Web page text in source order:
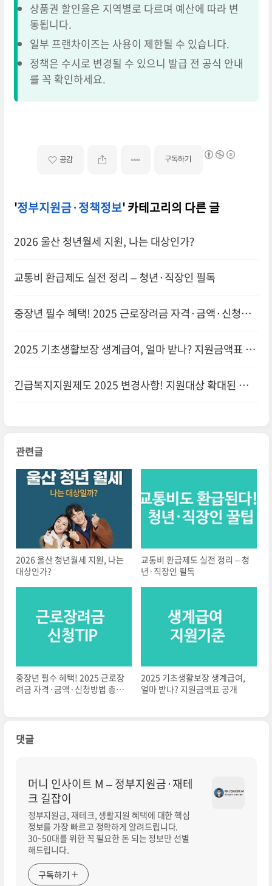
상품권 할인율은 지역별로 다르며 예산에 따라 변
동됩니다.
일부 프랜차이즈는 사용이 제한될 수 있습니다.
정책은 수시로 변경될 수 있으니 발급 전 공식 안내
를 꼭 확인하세요.
공감 구독하기
'정부지원금·정책정보' 카테고리의 다른 글
2026 울산 청년월세 지원, 나는 대상인가?
교통비 환급제도 실전 정리 – 청년·직장인 필독
중장년 필수 혜택! 2025 근로장려금 자격·금액·신청방
2025 기초생활보장 생계급여, 얼마 받나? 지원금액표 공
긴급복지지원제도 2025 변경사항! 지원대상 확대된 부분
관련글
2026 울산 청년월세 지원, 나는
대상인가?
교통비 환급제도 실전 정리 – 청
년·직장인 필독
중장년 필수 혜택! 2025 근로장
려금 자격·금액·신청방법 총정
2025 기초생활보장 생계급여,
얼마 받나? 지원금액표 공개
댓글
머니 인사이트 M – 정부지원금·재테
크 길잡이
정부지원금, 재테크, 생활지원 혜택에 대한 핵심
정보를 가장 빠르고 정확하게 알려드립니다.
30~50대를 위한 꼭 필요한 돈 되는 정보만 선별
해드립니다.
구독하기